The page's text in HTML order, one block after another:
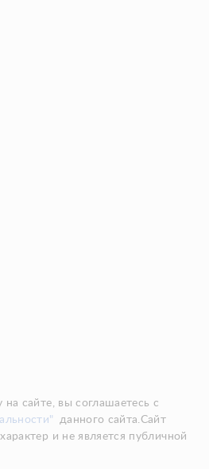
сайте, вы соглашаетесь с
данного сайта.Сайт
и не является публичной